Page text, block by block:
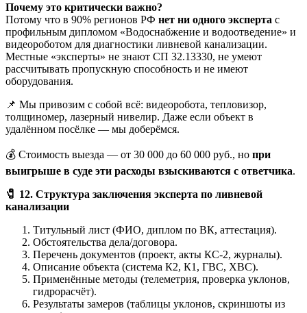
Почему это критически важно?
Потому что в 90% регионов РФ нет ни одного эксперта с
профильным дипломом «Водоснабжение и водоотведение» и
видеороботом для диагностики ливневой канализации.
Местные «эксперты» не знают СП 32.13330, не умеют
рассчитывать пропускную способность и не имеют
оборудования.
📌 Мы привозим с собой всё: видеоробота, тепловизор,
толщиномер, лазерный нивелир. Даже если объект в
удалённом посёлке — мы доберёмся.
💰 Стоимость выезда — от 30 000 до 60 000 руб., но при
выигрыше в суде эти расходы взыскиваются с ответчика.
🧷
12. Структура заключения эксперта по ливневой
канализации
Титульный лист (ФИО, диплом по ВК, аттестация).
Обстоятельства дела/договора.
Перечень документов (проект, акты КС-2, журналы).
Описание объекта (система К2, К1, ГВС, ХВС).
Применённые методы (телеметрия, проверка уклонов,
гидрорасчёт).
Результаты замеров (таблицы уклонов, скриншоты из